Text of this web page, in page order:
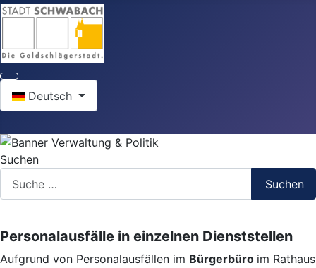
Deutsch
Suchen
Suchen
Personalausfälle in einzelnen Dienststellen
Aufgrund von Personalausfällen im Bürgerbüro im Rathaus